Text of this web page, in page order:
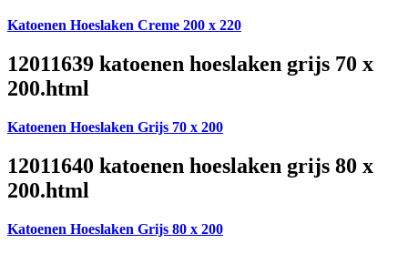
Katoenen Hoeslaken Creme 200 x 220
12011639 katoenen hoeslaken grijs 70 x
200.html
Katoenen Hoeslaken Grijs 70 x 200
12011640 katoenen hoeslaken grijs 80 x
200.html
Katoenen Hoeslaken Grijs 80 x 200